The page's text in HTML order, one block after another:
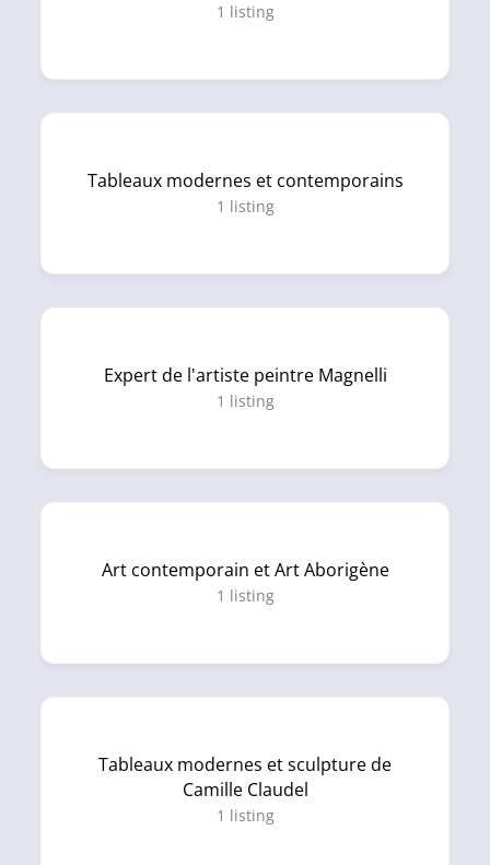
1 listing
Tableaux modernes et contemporains
1 listing
Expert de l'artiste peintre Magnelli
1 listing
Art contemporain et Art Aborigène
1 listing
Tableaux modernes et sculpture de
Camille Claudel
1 listing